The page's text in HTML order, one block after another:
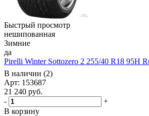
Быстрый просмотр
нешипованная
Зимние
да
Pirelli Winter Sottozero 2 255/40 R18 95H
В наличии (2)
Арт: 153687
21 240 руб.
-
+
В корзину